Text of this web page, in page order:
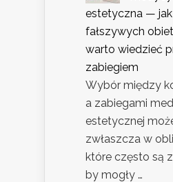
estetyczna —
fałszywych
warto wiedzieć
zabiegiem
Wybór między
a zabiegami
estetycznej
zwłaszcza w
które często są
by mogły …